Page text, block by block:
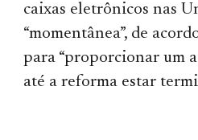
caixas eletrônicos nas
“momentânea”, de
para “proporcionar um
até a reforma estar